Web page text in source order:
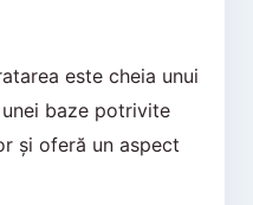
este cheia unui
baze potrivite
și oferă un aspect